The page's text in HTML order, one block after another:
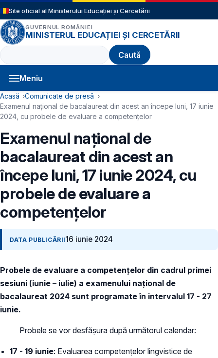
Sari la conținutul principal
Site oficial al Ministerului Educației și Cercetării
GUVERNUL ROMÂNIEI
MINISTERUL EDUCAȚIEI ȘI CERCETĂRII
Caută
Meniu
Navigație principală
Cale de navigare
Acasă
Comunicate de presă
Examenul naţional de bacalaureat din acest an începe luni, 17 iunie
2024, cu probele de evaluare a competențelor
Examenul naţional de
bacalaureat din acest an
începe luni, 17 iunie 2024, cu
probele de evaluare a
competențelor
DATA PUBLICĂRII16 iunie 2024
Probele de evaluare a competențelor din cadrul primei
sesiuni (iunie – iulie) a examenului național de
bacalaureat 2024 sunt programate în intervalul 17 - 27
iunie.
Probele se vor desfășura după următorul calendar:
17 - 19 iunie: Evaluarea competențelor lingvistice de